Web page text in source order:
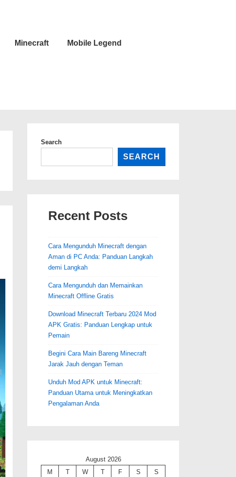
Minecraft Mobile Legend
Search
SEARCH
Recent Posts
Cara Mengunduh Minecraft dengan
Aman di PC Anda: Panduan Langkah
demi Langkah
Cara Mengunduh dan Memainkan
Minecraft Offline Gratis
Download Minecraft Terbaru 2024 Mod
APK Gratis: Panduan Lengkap untuk
Pemain
Begini Cara Main Bareng Minecraft
Jarak Jauh dengan Teman
Unduh Mod APK untuk Minecraft:
Panduan Utama untuk Meningkatkan
Pengalaman Anda
August 2026
M
T W T F S
S